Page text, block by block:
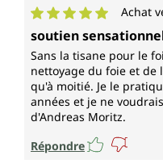
Note moyenne de 5
Achat
soutien
Sans la tisane pour le
nettoyage du foie et de
qu'à moitié. Je le
années et je ne
d'Andreas Moritz.
Répondre